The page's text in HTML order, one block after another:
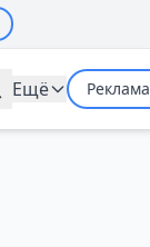
Ещё Реклама